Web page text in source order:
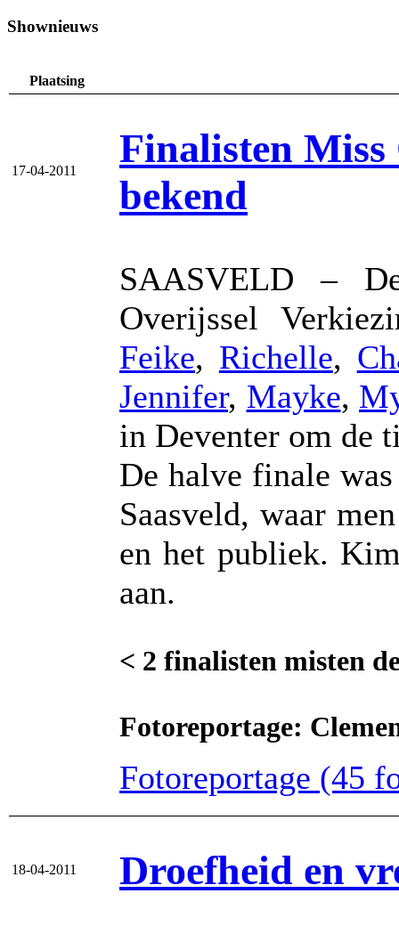
Shownieuws
Plaatsing
17-04-2011
Finalisten Miss
bekend
SAASVELD –
Overijssel
Feike, Richelle,
Jennifer, Mayke,
in Deventer om de
De halve finale
Saasveld, waar
en het publiek.
aan.
< 2 finalisten misten
Fotoreportage:
Fotoreportage (45
18-04-2011 Droefheid en